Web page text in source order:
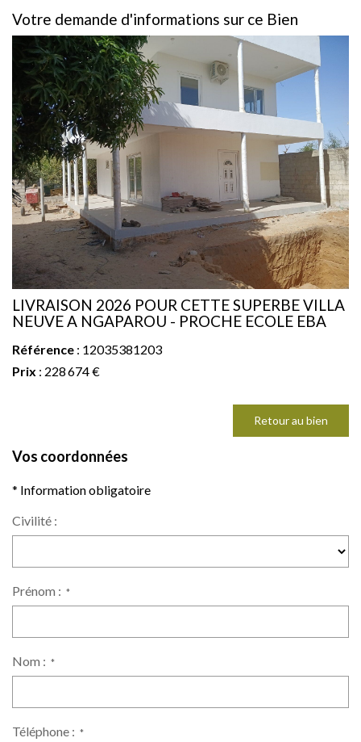
Votre demande d'informations sur ce Bien
LIVRAISON 2026 POUR CETTE SUPERBE VILLA
NEUVE A NGAPAROU - PROCHE ECOLE EBA
Référence : 12035381203
Prix : 228 674 €
Retour au bien
Vos coordonnées
* Information obligatoire
Civilité :
Prénom : *
Nom : *
Téléphone : *